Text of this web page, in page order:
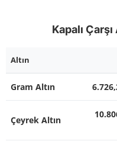
Kapalı
Altın
Gram Altın
Çeyrek Altın